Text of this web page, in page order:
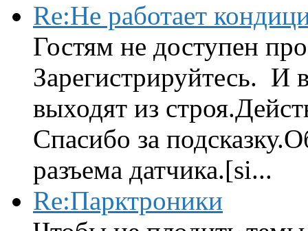
Re:Не работает
Гостям не доступен
Зарегистрируйтесь. И
выходят из
Спасибо за
разъема датчика.[si...
Re:Парктроники